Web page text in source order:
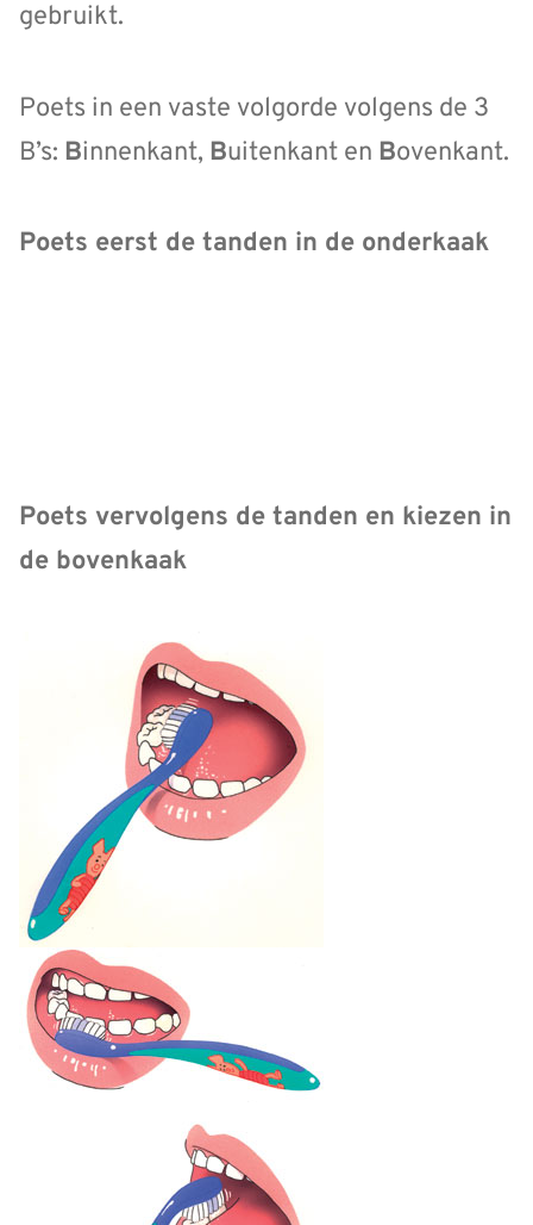
gebruikt.
Poets in een vaste volgorde volgens de 3
B’s: Binnenkant, Buitenkant en Bovenkant.
Poets eerst de tanden in de onderkaak
Poets vervolgens de tanden en kiezen in
de bovenkaak